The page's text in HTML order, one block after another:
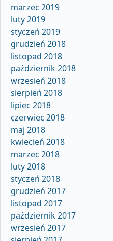
marzec 2019
luty 2019
styczeń 2019
grudzień 2018
listopad 2018
październik 2018
wrzesień 2018
sierpień 2018
lipiec 2018
czerwiec 2018
maj 2018
kwiecień 2018
marzec 2018
luty 2018
styczeń 2018
grudzień 2017
listopad 2017
październik 2017
wrzesień 2017